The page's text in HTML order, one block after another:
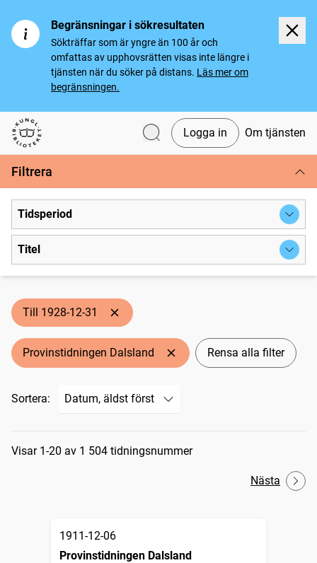
Begränsningar i sökresultaten
Sökträffar som är yngre än 100 år och
omfattas av upphovsrätten visas inte längre i
tjänsten när du söker på distans. Läs mer om
begränsningen.
Svenska tidningar
Logga in Om tjänsten
Filtrera
Tidsperiod
Titel
Till 1928-12-31
Provinstidningen Dalsland Rensa alla filter
Sortera:
Sökresultat
Visar 1-20 av 1 504 tidningsnummer
Nästa
1911-12-06
Provinstidningen Dalsland